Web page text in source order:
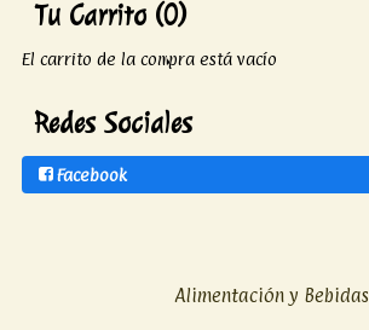
Tu Carrito (0)
El carrito de la compra está vacío
Redes Sociales
Facebook
Alimentación y Bebidas